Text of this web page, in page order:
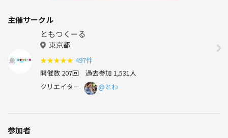
主催サークル
ともつくーる
東京都
★★★★★ 497件
開催数 207回 過去参加 1,531人
クリエイター
@とわ
参加者